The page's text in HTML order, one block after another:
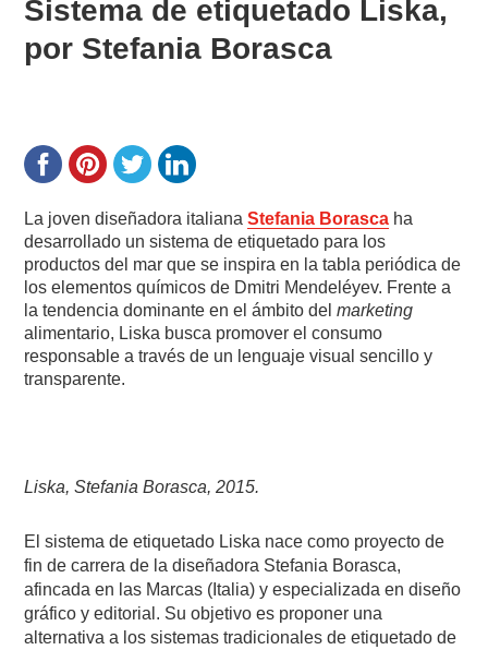
Sistema de etiquetado Liska,
por Stefania Borasca
La joven diseñadora italianaStefania Borasca ha
desarrollado un sistema de etiquetado para los
productos del mar que se inspira en la tabla periódica de
los elementos químicos de Dmitri Mendeléyev. Frente a
la tendencia dominante en el ámbito delmarketing
alimentario, Liska busca promover el consumo
responsable a través de un lenguaje visual sencillo y
transparente.
Liska, Stefania Borasca, 2015.
El sistema de etiquetado Liska nace como proyecto de
fin de carrera de la diseñadora Stefania Borasca,
afincada en las Marcas (Italia) y especializada en diseño
gráfico y editorial. Su objetivo es proponer una
alternativa a los sistemas tradicionales de etiquetado de